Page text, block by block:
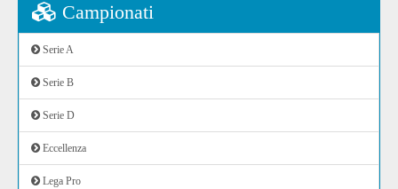
Campionati
Serie A
Serie B
Serie D
Eccellenza
Lega Pro